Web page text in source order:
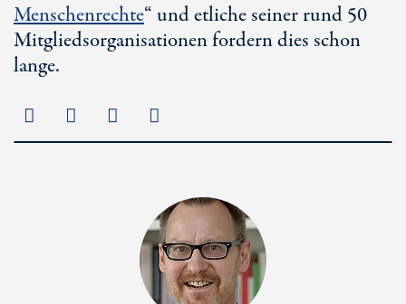
Menschenrechte“ und etliche seiner rund 50
Mitgliedsorganisationen fordern dies schon
lange.